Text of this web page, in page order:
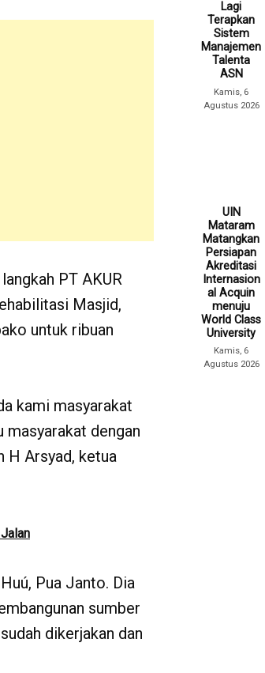
PT AKUR
Masjid,
untuk ribuan
kami masyarakat
masyarakat dengan
H Arsyad, ketua
Pua Janto. Dia
sumber
dikerjakan dan
Lagi
Terapkan
Sistem
Manajemen
Talenta
ASN
Kamis, 6
Agustus 2026
UIN
Mataram
Matangkan
Persiapan
Akreditasi
Internasion
al Acquin
menuju
World Class
University
Kamis, 6
Agustus 2026